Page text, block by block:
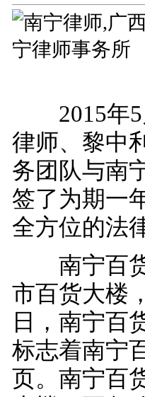
2015年5
律师、黎中
务团队与南
签了为期一
全方位的法
南宁百货
市百货大楼
日，南宁百
标志着南宁
页。南宁百